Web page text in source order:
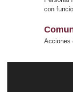
con
Acciones